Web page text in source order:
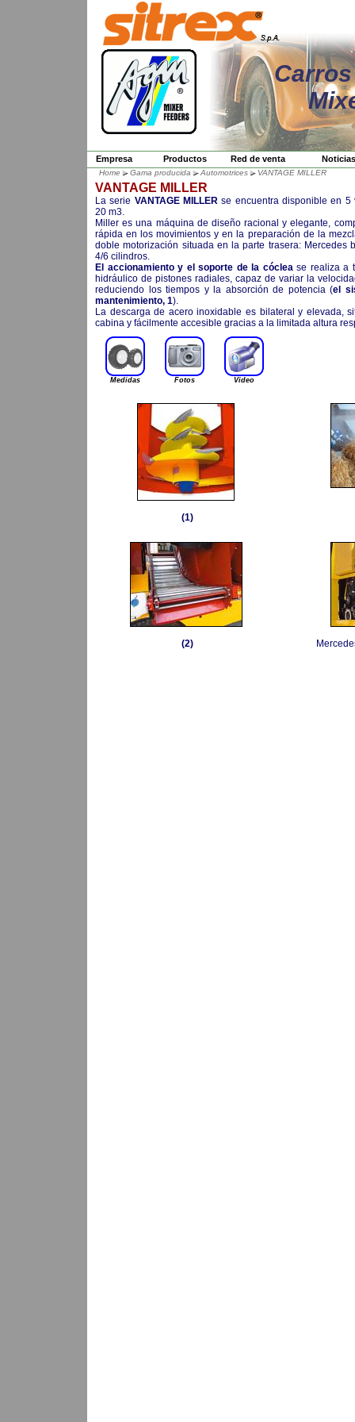
Empresa Productos Red de venta
Home Gama producida Automotrices VANTAGE MILLER
VANTAGE MILLER
La serie VANTAGE MILLER se encuentra disponible en 5
20 m3.
Miller es una máquina de diseño racional y elegante,
rápida en los movimientos y en la preparación de la
doble motorización situada en la parte trasera: Mercedes
4/6 cilindros.
El accionamiento y el soporte de la cóclease realiza a
hidráulico de pistones radiales, capaz de variar la
reduciendo los tiempos y la absorción de potencia (el
mantenimiento, 1).
La descarga de acero inoxidable es bilateral y elevada,
cabina y fácilmente accesible gracias a la limitada altura
Medidas Fotos Video
(1)
(2)